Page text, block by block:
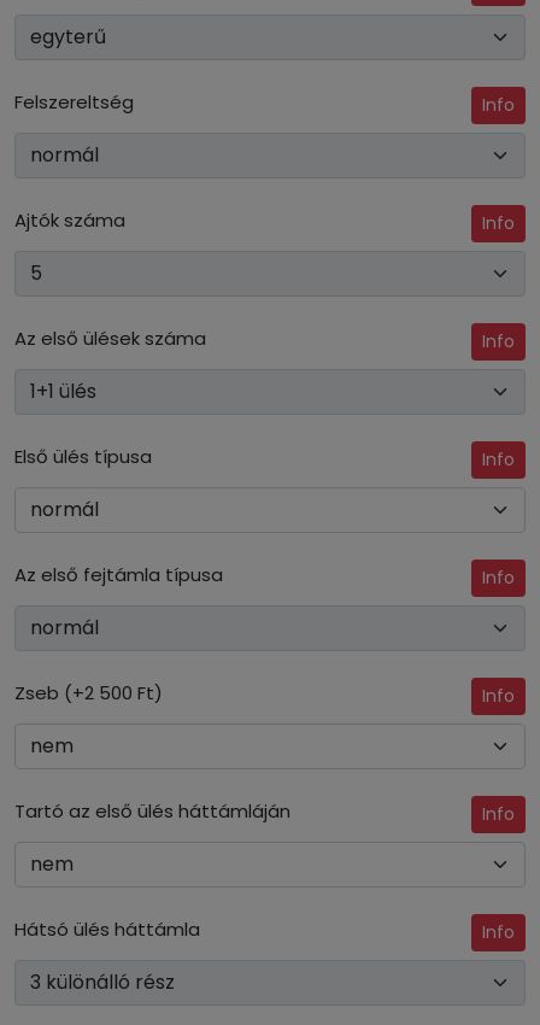
Felszereltség Info
Ajtók száma Info
Az első ülések száma Info
Első ülés típusa Info
Az első fejtámla típusa Info
Zseb (+2 500 Ft) Info
Tartó az első ülés háttámláján Info
Hátsó ülés háttámla Info